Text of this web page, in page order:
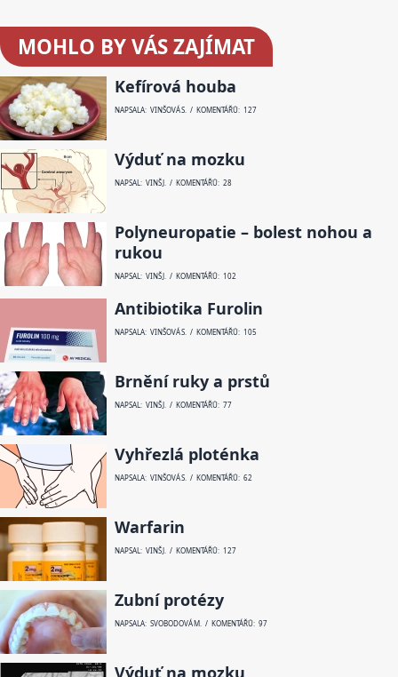
MOHLO BY VÁS ZAJÍMAT
Kefírová houba
NAPSALA: VINŠOVÁ S. / KOMENTÁŘŮ: 127
Výduť na mozku
NAPSAL: VINŠ J. / KOMENTÁŘŮ: 28
Polyneuropatie – bolest nohou a
rukou
NAPSAL: VINŠ J. / KOMENTÁŘŮ: 102
Antibiotika Furolin
NAPSALA: VINŠOVÁ S. / KOMENTÁŘŮ: 105
Brnění ruky a prstů
NAPSAL: VINŠ J. / KOMENTÁŘŮ: 77
Vyhřezlá ploténka
NAPSALA: VINŠOVÁ S. / KOMENTÁŘŮ: 62
Warfarin
NAPSAL: VINŠ J. / KOMENTÁŘŮ: 127
Zubní protézy
NAPSALA: SVOBODOVÁ M. / KOMENTÁŘŮ: 97
Výduť na mozku